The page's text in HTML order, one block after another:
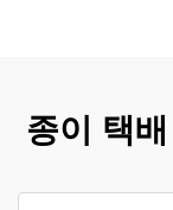
종이 택